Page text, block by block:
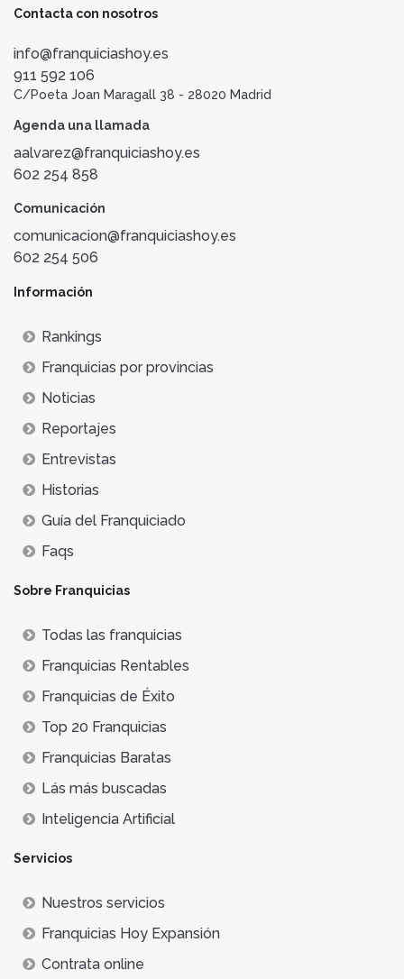
Contacta con nosotros
info@franquiciashoy.es
911 592 106
C/Poeta Joan Maragall 38 - 28020 Madrid
Agenda una llamada
aalvarez@franquiciashoy.es
602 254 858
Comunicación
comunicacion@franquiciashoy.es
602 254 506
Información
Rankings
Franquicias por provincias
Noticias
Reportajes
Entrevistas
Historias
Guía del Franquiciado
Faqs
Sobre Franquicias
Todas las franquicias
Franquicias Rentables
Franquicias de Éxito
Top 20 Franquicias
Franquicias Baratas
Lás más buscadas
Inteligencia Artificial
Servicios
Nuestros servicios
Franquicias Hoy Expansión
Contrata online